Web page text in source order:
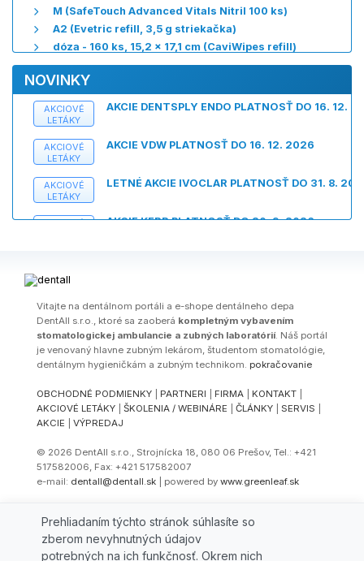
M (SafeTouch Advanced Vitals Nitril 100 ks)
A2 (Evetric refill, 3,5 g striekačka)
dóza - 160 ks, 15,2 x 17,1 cm (CaviWipes refill)
NOVINKY
AKCIOVÉ
LETÁKY
AKCIE DENTSPLY ENDO PLATNOSŤ DO 16. 12.
AKCIOVÉ
LETÁKY
AKCIE VDW PLATNOSŤ DO 16. 12. 2026
AKCIOVÉ
LETÁKY
LETNÉ AKCIE IVOCLAR PLATNOSŤ DO 31. 8.
AKCIOVÉ
AKCIE KERR PLATNOSŤ DO 30. 9. 2026
LETÁKY
AKCIOVÉ
LETÁKY
AKCE SADA KOMET 4624B "6 REASONS FOR
V PLATNOSTI DO 31. 12. 2026
Robert Margeas, DDS.,Des Moines, USA)
ČLÁNKY
Kompozitný výplňový materiál Filtek Bulk Fill
Posterior v praxi (MDDr. Tomáš Novák,
Vitajte na dentálnom portáli a e-shope dentálneho depa
DentAll s.r.o., ktoré sa zaoberá kompletným vybavením
stomatologickej ambulancie a zubných laboratórií. Náš portál
je venovaný hlavne zubným lekárom, študentom stomatológie,
dentálnym hygieničkám a zubným technikom. pokračovanie
OBCHODNÉ PODMIENKY PARTNERI FIRMA KONTAKT
AKCIOVÉ LETÁKY
ŠKOLENIA / WEBINÁRE ČLÁNKY SERVIS
AKCIE
VÝPREDAJ
© 2026 DentAll s.r.o., Strojnícka 18, 080 06 Prešov, Tel.: +421
517582006, Fax: +421 517582007
e-mail: dentall@dentall.sk | powered by www.greenleaf.sk
Select Language ▼
Prehliadaním týchto stránok súhlasíte so
zberom nevyhnutných údajov
potrebných na ich funkčnosť. Okrem nich